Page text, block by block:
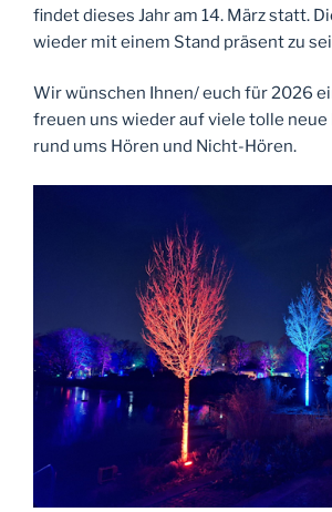
findet dieses Jahr am 14. März statt.
wieder mit einem Stand präsent zu
Wir wünschen Ihnen/ euch für 2026
freuen uns wieder auf viele tolle neue
rund ums Hören und Nicht-Hören.